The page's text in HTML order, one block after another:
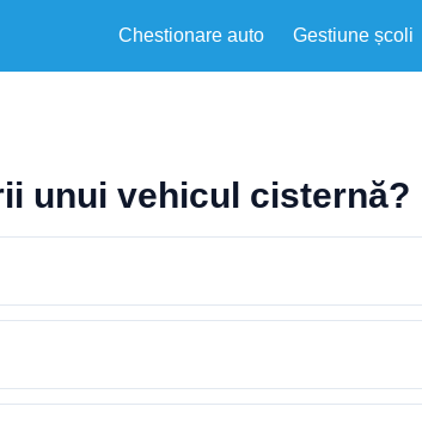
Chestionare auto Gestiune școli
unui vehicul cisternă?